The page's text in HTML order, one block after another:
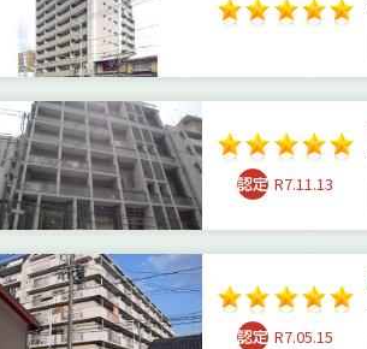
R7.11.13
R7.05.15